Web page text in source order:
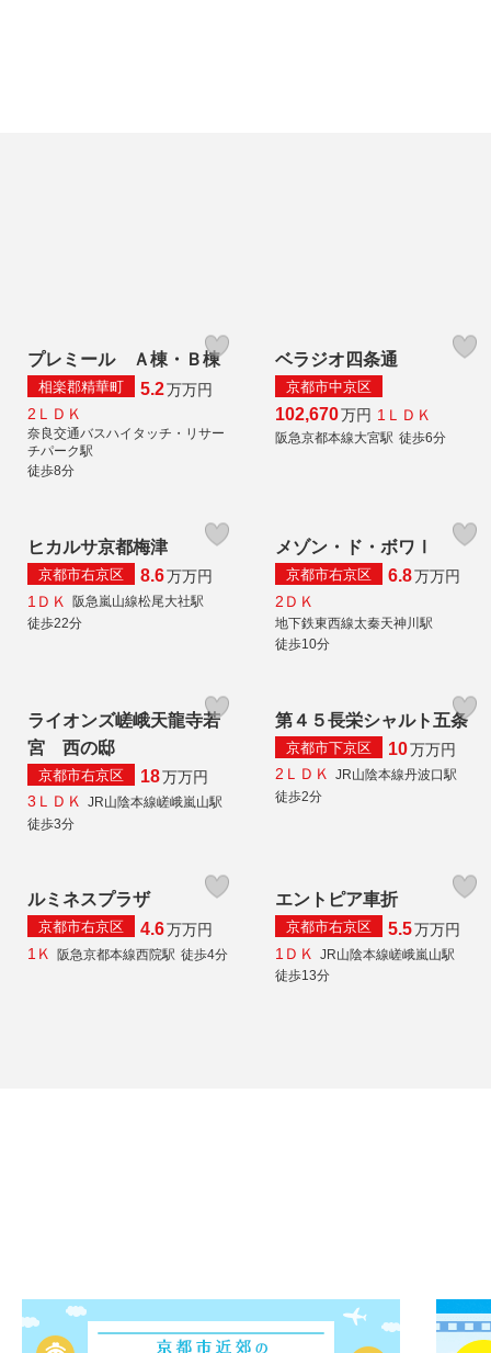
プレミール Ａ棟・Ｂ棟
相楽郡精華町 5.2万万円
2ＬＤＫ
奈良交通バスハイタッチ・リサー
チパーク駅
徒歩8分
ベラジオ四条通
京都市中京区
102,670万円 1ＬＤＫ
阪急京都本線大宮駅 徒歩6分
ヒカルサ京都梅津
京都市右京区 8.6万万円
1ＤＫ
阪急嵐山線松尾大社駅
徒歩22分
メゾン・ド・ボワⅠ
京都市右京区 6.8万万円
2ＤＫ
地下鉄東西線太秦天神川駅
徒歩10分
ライオンズ嵯峨天龍寺若
宮 西の邸
京都市右京区 18万万円
3ＬＤＫ JR山陰本線嵯峨嵐山駅
徒歩3分
第４５長栄シャルト五条
京都市下京区 10万万円
2ＬＤＫ JR山陰本線丹波口駅
徒歩2分
ルミネスプラザ
京都市右京区 4.6万万円
1Ｋ
阪急京都本線西院駅 徒歩4分
エントピア車折
京都市右京区 5.5万万円
1ＤＫ
JR山陰本線嵯峨嵐山駅
徒歩13分